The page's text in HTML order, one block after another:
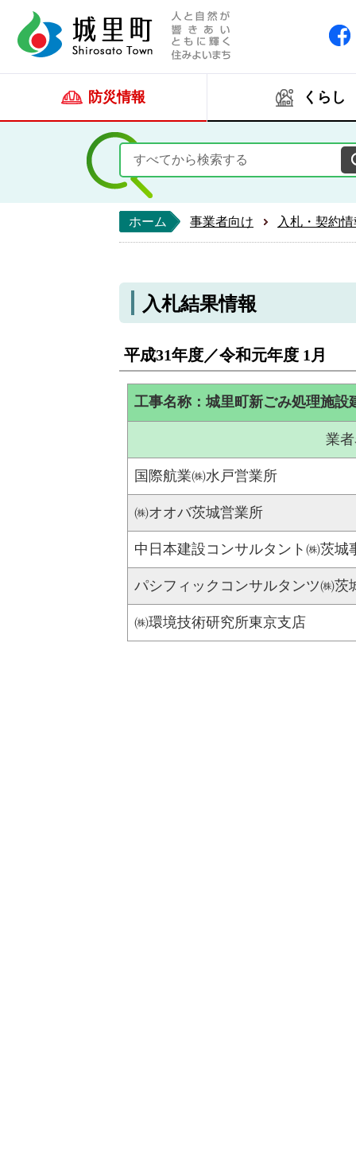
防災情報 くらし
ホーム 事業者向け 入札・契約
入札結果情報
平成31年度／令和元年度 1月
工事名称：城里町新ごみ処理施設
業
国際航業㈱水戸営業所
㈱オオバ茨城営業所
中日本建設コンサルタント㈱茨城
パシフィックコンサルタンツ㈱茨
㈱環境技術研究所東京支店